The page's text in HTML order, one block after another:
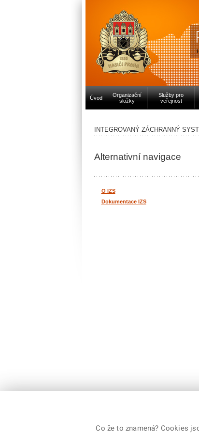
Úvod
Organizační
složky
Služby pro
veřejnost
INTEGROVANÝ ZÁCHRANNÝ
Alternativní navigace
O IZS
Dokumentace IZS
Co že to znamená? Cookies